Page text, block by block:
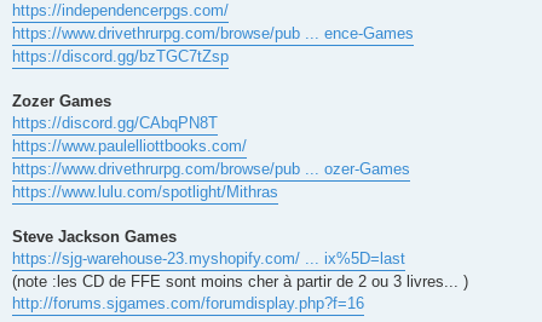
https://independencerpgs.com/
https://www.drivethrurpg.com/browse/pub ... ence-Games
https://discord.gg/bzTGC7tZsp
Zozer Games
https://discord.gg/CAbqPN8T
https://www.paulelliottbooks.com/
https://www.drivethrurpg.com/browse/pub ... ozer-Games
https://www.lulu.com/spotlight/Mithras
Steve Jackson Games
https://sjg-warehouse-23.myshopify.com/ ... ix%5D=last
(note :les CD de FFE sont moins cher à partir de 2 ou 3 livres... )
http://forums.sjgames.com/forumdisplay.php?f=16